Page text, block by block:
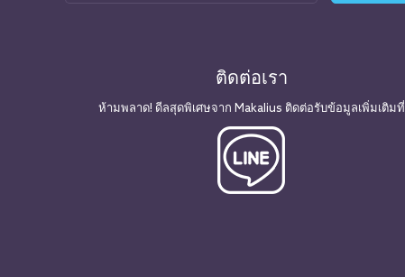
ติดต่อเรา
ห้ามพลาด! ดีลสุดพิเศษจาก Makalius ติดต่อรับข้อมูลเพิ่มเติมที่